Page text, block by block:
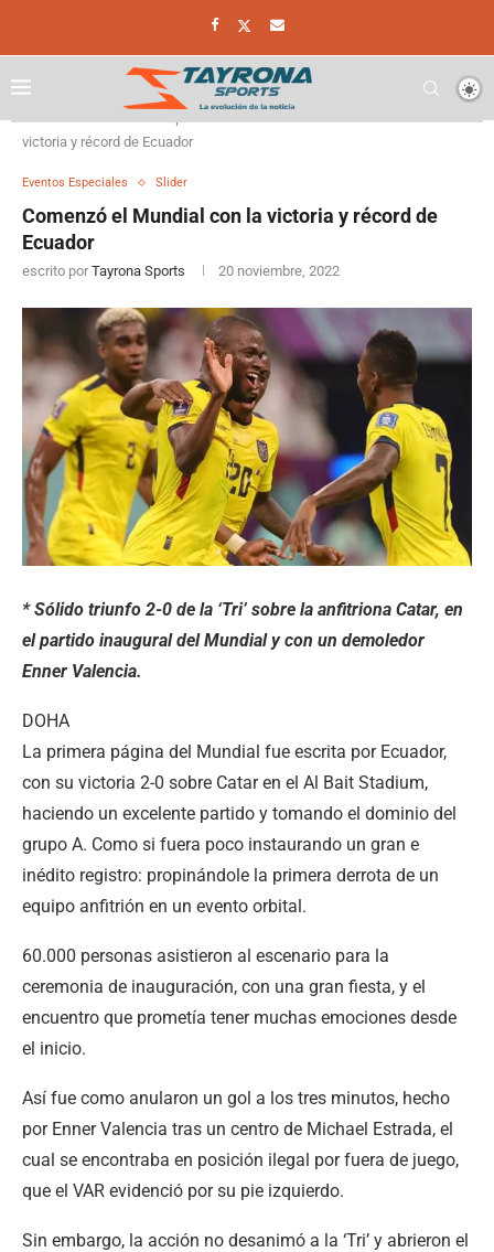
victoria y récord de Ecuador
Eventos Especiales Slider
Comenzó el Mundial con la victoria y récord de
Ecuador
escrito por Tayrona Sports 20 noviembre, 2022
* Sólido triunfo 2-0 de la ‘Tri’ sobre la anfitriona Catar, en
el partido inaugural del Mundial y con un demoledor
Enner Valencia.
DOHA
La primera página del Mundial fue escrita por Ecuador,
con su victoria 2-0 sobre Catar en el Al Bait Stadium,
haciendo un excelente partido y tomando el dominio del
grupo A. Como si fuera poco instaurando un gran e
inédito registro: propinándole la primera derrota de un
equipo anfitrión en un evento orbital.
60.000 personas asistieron al escenario para la
ceremonia de inauguración, con una gran fiesta, y el
encuentro que prometía tener muchas emociones desde
el inicio.
Así fue como anularon un gol a los tres minutos, hecho
por Enner Valencia tras un centro de Michael Estrada, el
cual se encontraba en posición ilegal por fuera de juego,
que el VAR evidenció por su pie izquierdo.
Sin embargo, la acción no desanimó a la ‘Tri’ y abrieron el